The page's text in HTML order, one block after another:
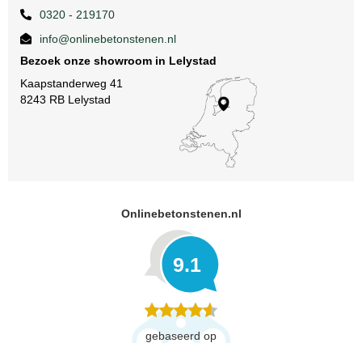
0320 - 219170
info@onlinebetonstenen.nl
Bezoek onze showroom in Lelystad
Kaapstanderweg 41
8243 RB Lelystad
Onlinebetonstenen.nl
9.1
gebaseerd op